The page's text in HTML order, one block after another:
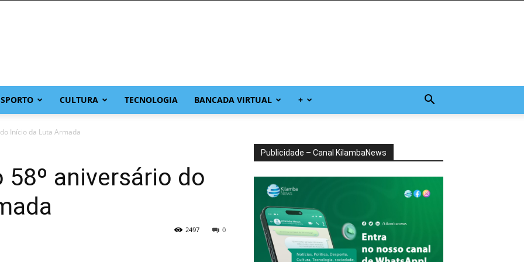
CULTURA TECNOLOGIA BANCADA VIRTUAL +
Início da Luta Armada
58º aniversário do
0
2497
Publicidade – Canal KilambaNews